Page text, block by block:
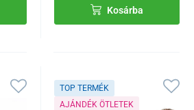
Kosárba
TOP TERMÉK
AJÁNDÉK ÖTLETEK